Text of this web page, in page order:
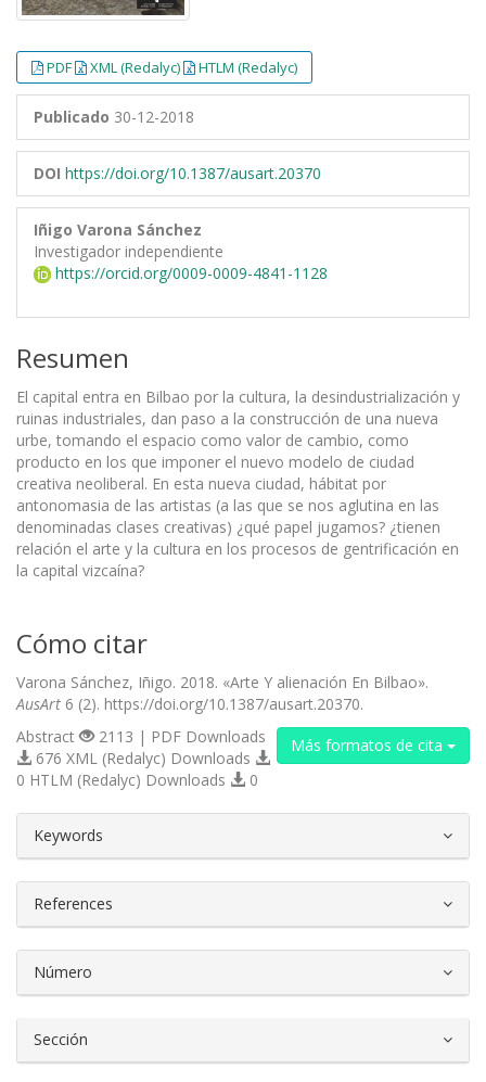
PDF XML (Redalyc) HTLM (Redalyc)
Publicado 30-12-2018
DOI https://doi.org/10.1387/ausart.20370
Iñigo Varona Sánchez
Investigador independiente
https://orcid.org/0009-0009-4841-1128
Resumen
El capital entra en Bilbao por la cultura, la desindustrialización y
ruinas industriales, dan paso a la construcción de una nueva
urbe, tomando el espacio como valor de cambio, como
producto en los que imponer el nuevo modelo de ciudad
creativa neoliberal. En esta nueva ciudad, hábitat por
antonomasia de las artistas (a las que se nos aglutina en las
denominadas clases creativas) ¿qué papel jugamos? ¿tienen
relación el arte y la cultura en los procesos de gentrificación en
la capital vizcaína?
Cómo citar
Varona Sánchez, Iñigo. 2018. «Arte Y alienación En Bilbao».
AusArt 6 (2). https://doi.org/10.1387/ausart.20370.
Más formatos de cita
Abstract
2113 | PDF Downloads
676 XML (Redalyc) Downloads
0 HTLM (Redalyc) Downloads
0
Keywords
References
Número
Sección